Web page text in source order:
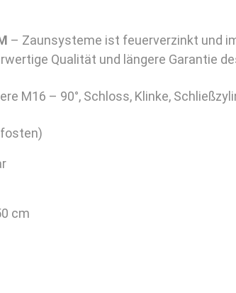
– Zaunsysteme ist feuerverzinkt und
Qualität und längere Garantie
M16 – 90°, Schloss, Klinke,
cm